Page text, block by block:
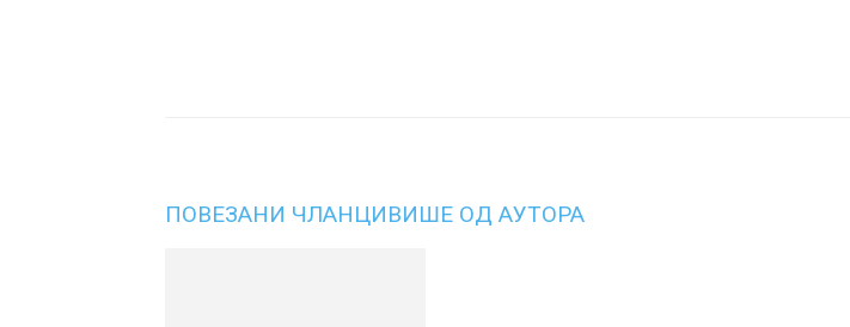
ПОВЕЗАНИ ЧЛАНЦИВИШЕ ОД АУТОРА